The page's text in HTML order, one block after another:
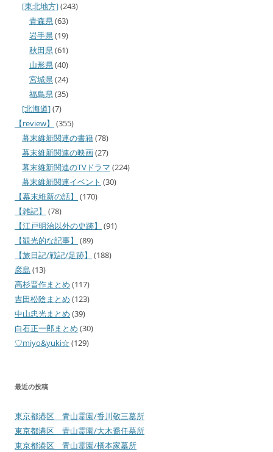
[東北地方](243)
青森県(63)
岩手県(19)
秋田県(61)
山形県(40)
宮城県(24)
福島県(35)
[北海道](7)
【review】
(355)
幕末維新関連の書籍(78)
幕末維新関連の映画(27)
幕末維新関連のTVドラマ (224)
幕末維新関連イベント (30)
【幕末維新の話】
(170)
【雑記】
(78)
【江戸明治以外の史跡】
(91)
【観光的な記事】
(89)
【旅日記/戦記/足跡】
(188)
彦島 (13)
高杉晋作まとめ (117)
吉田松陰まとめ (123)
中山忠光まとめ (39)
白石正一郎まとめ (30)
♡miyo&yuki☆ (129)
最近の投稿
東京都港区 青山霊園/香川敬三墓所
東京都港区 青山霊園/大木喬任墓所
東京都港区 青山霊園/橋本家墓所